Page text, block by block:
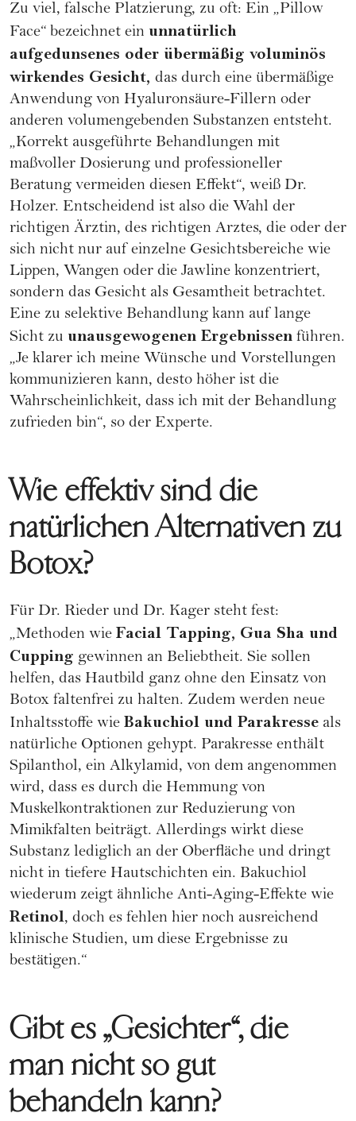
Zu viel, falsche Platzierung, zu oft: Ein „Pillow
Face“ bezeichnet ein unnatürlich
aufgedunsenes oder übermäßig voluminös
wirkendes Gesicht, das durch eine übermäßige
Anwendung von Hyaluronsäure-Fillern oder
anderen volumengebenden Substanzen entsteht.
„Korrekt ausgeführte Behandlungen mit
maßvoller Dosierung und professioneller
Beratung vermeiden diesen Effekt“, weiß Dr.
Holzer. Entscheidend ist also die Wahl der
richtigen Ärztin, des richtigen Arztes, die oder der
sich nicht nur auf einzelne Gesichtsbereiche wie
Lippen, Wangen oder die Jawline konzentriert,
sondern das Gesicht als Gesamtheit betrachtet.
Eine zu selektive Behandlung kann auf lange
Sicht zu unausgewogenen Ergebnissen führen.
„Je klarer ich meine Wünsche und Vorstellungen
kommunizieren kann, desto höher ist die
Wahrscheinlichkeit, dass ich mit der Behandlung
zufrieden bin“, so der Experte.
Wie effektiv sind die
natürlichen Alternativen zu
Botox?
Für Dr. Rieder und Dr. Kager steht fest:
„Methoden wie Facial Tapping, Gua Sha und
Cupping gewinnen an Beliebtheit. Sie sollen
helfen, das Hautbild ganz ohne den Einsatz von
Botox faltenfrei zu halten. Zudem werden neue
Inhaltsstoffe wie Bakuchiol und Parakresse als
natürliche Optionen gehypt. Parakresse enthält
Spilanthol, ein Alkylamid, von dem angenommen
wird, dass es durch die Hemmung von
Muskelkontraktionen zur Reduzierung von
Mimikfalten beiträgt. Allerdings wirkt diese
Substanz lediglich an der Oberfläche und dringt
nicht in tiefere Hautschichten ein. Bakuchiol
wiederum zeigt ähnliche Anti-Aging-Effekte wie
Retinol, doch es fehlen hier noch ausreichend
klinische Studien, um diese Ergebnisse zu
bestätigen.“
Gibt es „Gesichter“, die
man nicht so gut
behandeln kann?